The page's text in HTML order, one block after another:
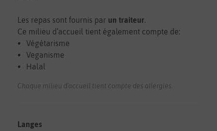
Les repas sont fournis par un traiteur.
Ce milieu d’accueil tient également compte de:
Végétarisme
Veganisme
Halal
Chaque milieu d'accueil tient compte des allergies.
Langes